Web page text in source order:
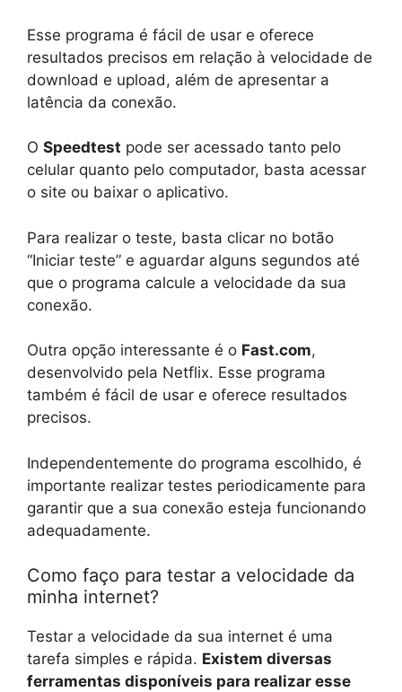
Esse programa é fácil de usar e oferece
resultados precisos em relação à velocidade de
download e upload, além de apresentar a
latência da conexão.
O Speedtest pode ser acessado tanto pelo
celular quanto pelo computador, basta acessar
o site ou baixar o aplicativo.
Para realizar o teste, basta clicar no botão
“Iniciar teste” e aguardar alguns segundos até
que o programa calcule a velocidade da sua
conexão.
Outra opção interessante é o Fast.com,
desenvolvido pela Netflix. Esse programa
também é fácil de usar e oferece resultados
precisos.
Independentemente do programa escolhido, é
importante realizar testes periodicamente para
garantir que a sua conexão esteja funcionando
adequadamente.
Como faço para testar a velocidade da
minha internet?
Testar a velocidade da sua internet é uma
tarefa simples e rápida. Existem diversas
ferramentas disponíveis para realizar esse